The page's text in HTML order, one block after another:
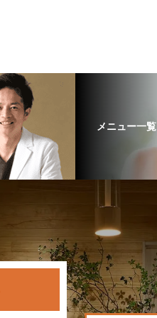
メニュー一覧